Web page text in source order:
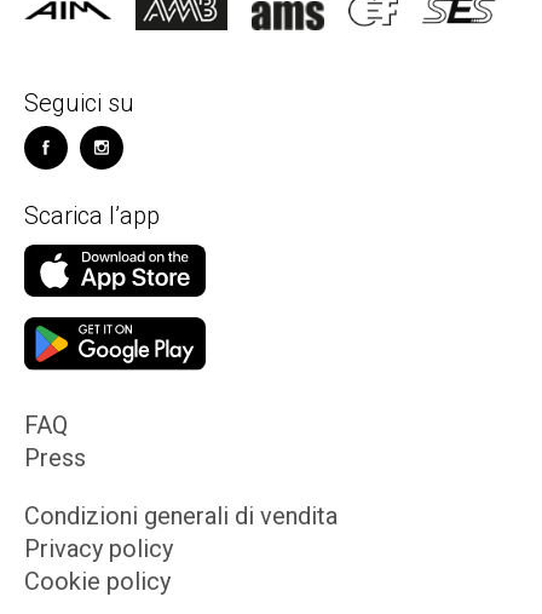
Seguici su
Scarica l’app
FAQ
Press
Condizioni generali di vendita
Privacy policy
Cookie policy